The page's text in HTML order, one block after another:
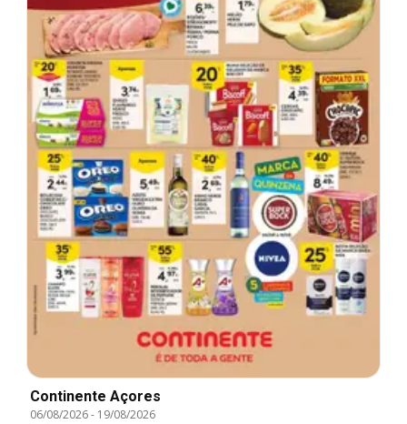
Continente Açores
06/08/2026- 19/08/2026